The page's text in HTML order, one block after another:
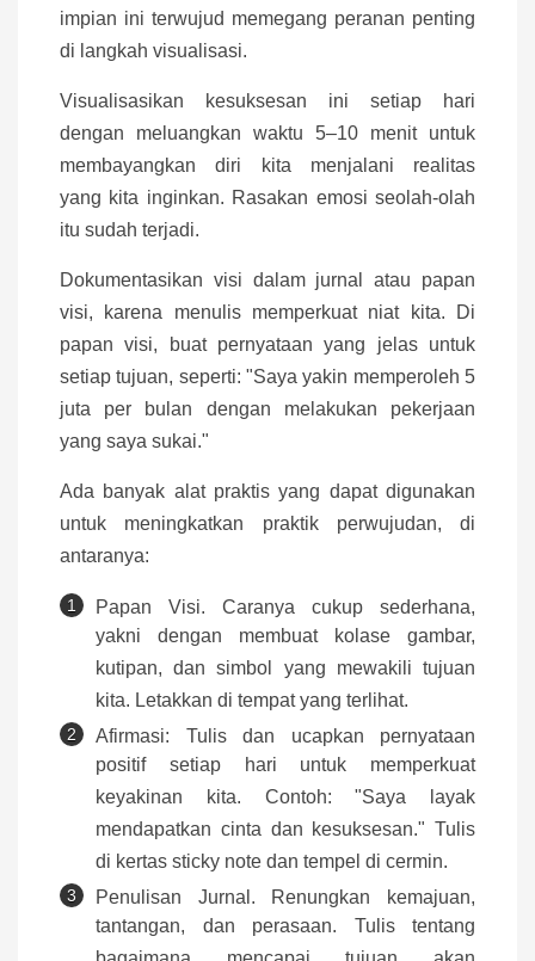
impian ini terwujud memegang peranan penting
di langkah visualisasi.
Visualisasikan kesuksesan ini setiap hari
dengan meluangkan waktu 5–10 menit untuk
membayangkan diri kita menjalani realitas
yang kita inginkan. Rasakan emosi seolah-olah
itu sudah terjadi.
Dokumentasikan visi dalam jurnal atau papan
visi, karena menulis memperkuat niat kita. Di
papan visi, buat pernyataan yang jelas untuk
setiap tujuan, seperti: "Saya yakin memperoleh 5
juta per bulan dengan melakukan pekerjaan
yang saya sukai."
Ada banyak alat praktis yang dapat digunakan
untuk meningkatkan praktik perwujudan, di
antaranya:
Papan Visi. Caranya cukup sederhana,
yakni dengan membuat kolase gambar,
kutipan, dan simbol yang mewakili tujuan
kita. Letakkan di tempat yang terlihat.
Afirmasi: Tulis dan ucapkan pernyataan
positif setiap hari untuk memperkuat
keyakinan kita. Contoh: "Saya layak
mendapatkan cinta dan kesuksesan." Tulis
di kertas sticky note dan tempel di cermin.
Penulisan Jurnal. Renungkan kemajuan,
tantangan, dan perasaan. Tulis tentang